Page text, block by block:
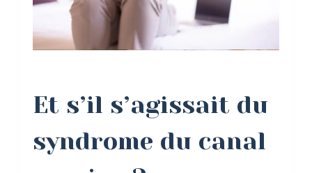
Et s’il s’agissait du
syndrome du canal